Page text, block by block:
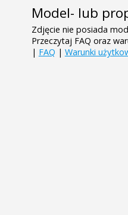
Model- lub
Zdjęcie nie posiada
Przeczytaj FAQ oraz
| FAQ | Warunki